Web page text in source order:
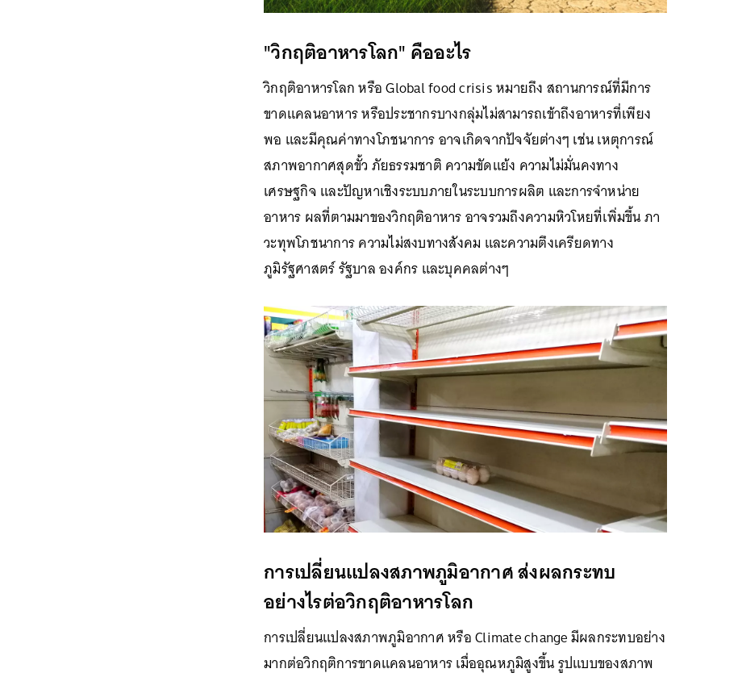
"วิกฤติอาหารโลก" คืออะไร
วิกฤติอาหารโลก หรือ Global food crisis หมายถึง สถานการณ์ที่มีการ
ขาดแคลนอาหาร หรือประชากรบางกลุ่มไม่สามารถเข้าถึงอาหารที่เพียง
พอ และมีคุณค่าทางโภชนาการ อาจเกิดจากปัจจัยต่างๆ เช่น เหตุการณ์
สภาพอากาศสุดขั้ว ภัยธรรมชาติ ความขัดแย้ง ความไม่มั่นคงทาง
เศรษฐกิจ และปัญหาเชิงระบบภายในระบบการผลิต และการจำหน่าย
อาหาร ผลที่ตามมาของวิกฤติอาหาร อาจรวมถึงความหิวโหยที่เพิ่มขึ้น ภา
วะทุพโภชนาการ ความไม่สงบทางสังคม และความตึงเครียดทาง
ภูมิรัฐศาสตร์ รัฐบาล องค์กร และบุคคลต่างๆ
การเปลี่ยนแปลงสภาพภูมิอากาศ ส่งผลกระทบ
อย่างไรต่อวิกฤติอาหารโลก
การเปลี่ยนแปลงสภาพภูมิอากาศ หรือ Climate change มีผลกระทบอย่าง
มากต่อวิกฤติการขาดแคลนอาหาร เมื่ออุณหภูมิสูงขึ้น รูปแบบของสภาพ